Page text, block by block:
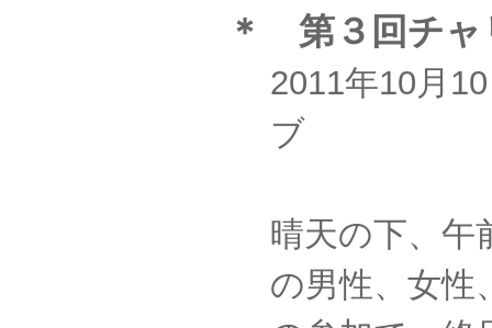
＊ 第３回チャ
2011年10月
ブ
晴天の下、午
の男性、女性